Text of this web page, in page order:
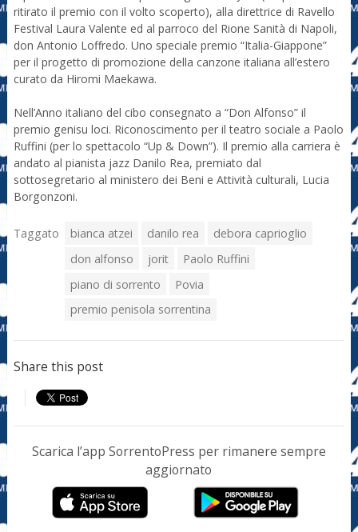
ritirato il premio con il volto scoperto), alla direttrice di Ravello
Festival Laura Valente ed al parroco del Rione Sanità di Napoli,
don Antonio Loffredo. Uno speciale premio “Italia-Giappone”
per il progetto di promozione della canzone italiana all’estero
curato da Hiromi Maekawa.
Nell’Anno italiano del cibo consegnato a “Don Alfonso” il
premio genisu loci. Riconoscimento per il teatro sociale a Paolo
Ruffini (per lo spettacolo “Up & Down”). Il premio alla carriera è
andato al pianista jazz Danilo Rea, premiato dal
sottosegretario al ministero dei Beni e Attività culturali, Lucia
Borgonzoni.
Taggato bianca atzei danilo rea
debora caprioglio
don alfonso
jorit
Paolo Ruffini
piano di sorrento
Povia
premio penisola sorrentina
Share this post
Scarica l’app SorrentoPress per rimanere sempre
aggiornato